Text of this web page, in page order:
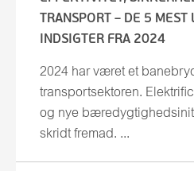
Lennart Andersson
Magnus Jacobsson
Miso Kalliokorpi
Per Mikkelsen
Tobias Johansson
Service og reparation
TRANSPORT – DE 5
INDSIGTER FRA 2024
2024 har været et
transportsektoren.
og nye
skridt fremad. ...